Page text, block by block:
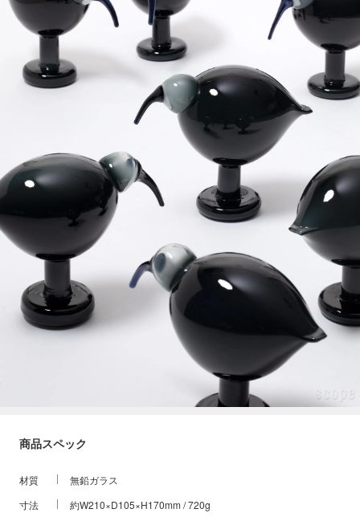
商品スペック
材質
無鉛ガラス
寸法
約W210×D105×H170mm / 720g